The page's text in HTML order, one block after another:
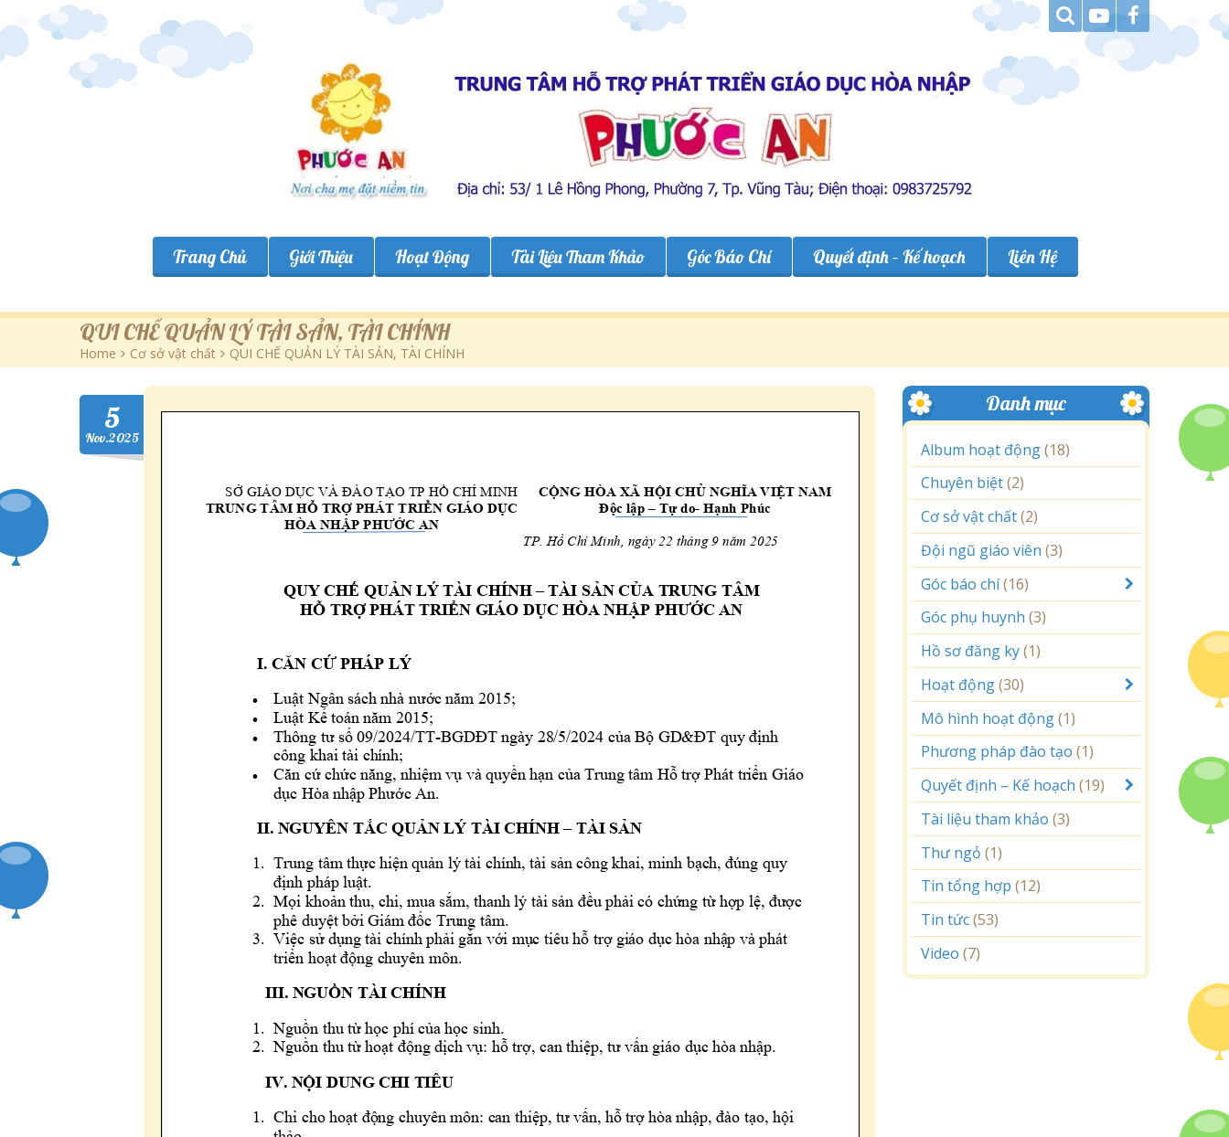
Trang Chủ Giới Thiệu Hoạt Động Tài Liệu Tham Khảo Góc Báo Chí Quyết định – Kế hoạch Liên Hệ
QUI CHẾ QUẢN LÝ TÀI SẢN, TÀI CHÍNH
Home > Cơ sở vật chất > QUI CHẾ QUẢN LÝ TÀI SẢN, TÀI CHÍNH
5
Nov.2025
Danh mục
Album hoạt động(18)
Chuyên biệt(2)
Cơ sở vật chất(2)
Đội ngũ giáo viên (3)
Góc báo chí(16)
Góc phụ huynh (3)
Hồ sơ đăng ky(1)
Hoạt động(30)
Mô hình hoạt động(1)
Phương pháp đào tạo (1)
Quyết định – Kế hoạch (19)
Tài liệu tham khảo (3)
Thư ngỏ (1)
Tin tổng hợp (12)
Tin tức(53)
Video (7)